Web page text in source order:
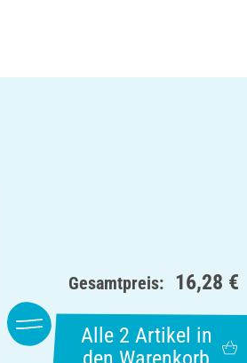
Gesamtpreis: 16,28 €
Alle 2 Artikel in